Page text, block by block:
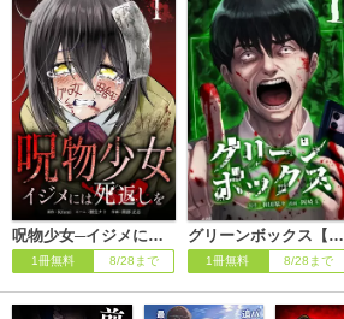
呪物少女─イジメには死返しを─【単行本版】
1冊無料 8/28まで
グリーンボックス【単行本版】
1冊無料 8/28まで